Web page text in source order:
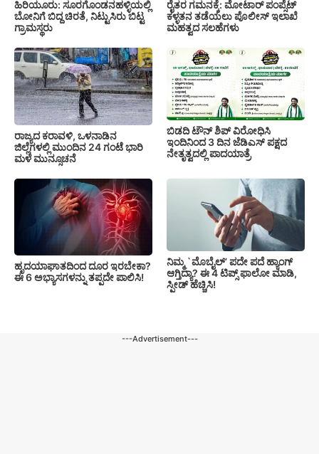
ಹಿರಿಯೂರು: ಸೂರಗೊಂಡನಹಳ್ಳಿಯಲ್ಲಿ
ಬೋನಿಗೆ ಬಿದ್ದ ಚಿರತೆ, ನಿಟ್ಟುಸಿರು ಬಿಟ್ಟ
ಗ್ರಾಮಸ್ಥರು
ರೈತರ ಗಮನಕ್ಕೆ: ಮೋಟಾರ್ ಪಂಪ್ಸೆಟ್
ಕಳ್ಳತನ ತಡೆಯಲು ಪೊಲೀಸ್ ಇಲಾಖೆ
ಮಹತ್ವದ ಸಲಹೆಗಳು
ರಾಜ್ಯದ ಕರಾವಳಿ, ಒಳನಾಡಿನ
ಜಿಲ್ಲೆಗಳಲ್ಲಿ ಮುಂದಿನ 24 ಗಂಟೆ ಭಾರಿ
ಮಳೆ ಮುನ್ಸೂಚನೆ
ಬಿಡದಿ ಟೌನ್ ಶಿಪ್ ವಿರೋಧಿಸಿ
ಇಂದಿನಿಂದ 3 ದಿನ ಜೆಡಿಎಸ್ ಪಕ್ಷದ
ನೇತೃತ್ವದಲ್ಲಿ ಪಾದಯಾತ್ರೆ
ಹೃದಯಾಘಾತದಿಂದ ದೂರ ಇರಬೇಕಾ?
ಈ 6 ಅಭ್ಯಾಸಗಳನ್ನು ತಪ್ಪದೇ ಪಾಲಿಸಿ!
ನಿಮ್ಮ `ಮೊಬೈಲ್’ ಪದೇ ಪದೆ ಹ್ಯಾಂಗ್
ಆಗ್ತಿದ್ಯಾ? ಈ 4 ಟಿಪ್ಸ್ ಫಾಲೋ ಮಾಡಿ,
ಸ್ಪೀಡ್ ಹೆಚ್ಚಿಸಿ!
---Advertisement---